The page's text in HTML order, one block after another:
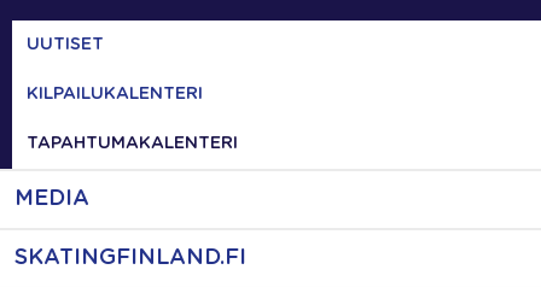
UUTISET
KILPAILUKALENTERI
TAPAHTUMAKALENTERI
MEDIA
SKATINGFINLAND.FI